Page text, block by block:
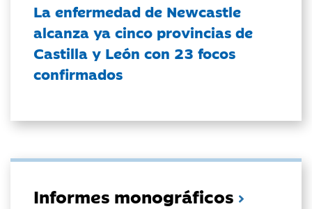
La enfermedad de Newcastle
alcanza ya cinco provincias de
Castilla y León con 23 focos
confirmados
Informes monográficos